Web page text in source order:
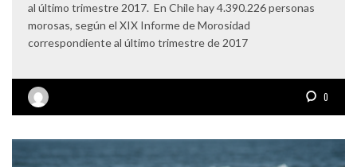
al último trimestre 2017. En Chile hay 4.390.226 personas
morosas, según el XIX Informe de Morosidad
correspondiente al último trimestre de 2017
0